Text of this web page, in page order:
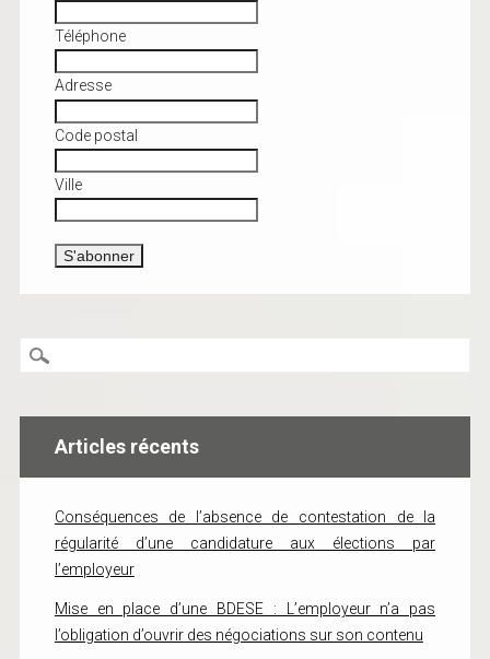
Téléphone
Adresse
Code postal
Ville
Articles récents
Conséquences de l’absence de contestation de la
régularité d’une candidature aux élections par
l’employeur
Mise en place d’une BDESE : L’employeur n’a pas
l’obligation d’ouvrir des négociations sur son contenu